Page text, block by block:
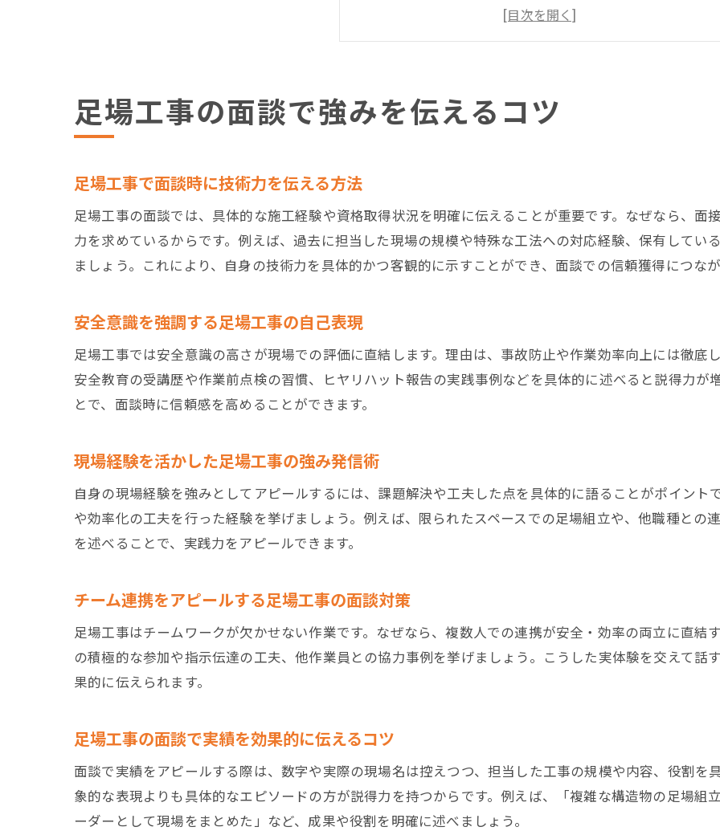
現場経験を活かした足場工事の強み発信術
チーム連携をアピールする足場工事の面談対策
足場工事で信頼を得る面談時のポイント
技術力をアピールする面談対策法
足場工事の面談に役立つ資格の伝え方
具体事例で伝える足場工事の技術力
足場工事で最新技術の知識を示すコツ
安全な足場工事を意識した自己アピール
現場で安心感を伝える足場工事の話し方
足場工事で協調性と安心感を伝えるポイント
面談時に印象を残す安全意識の示し方
足場工事の危険予知活動を話す際の注意点
現場での安全配慮を印象付ける足場工事の話し方
現場経験から学んだ足場工事のポイント
施工実績を足場工事の面談で活かす話し方
足場工事の難易度を伝える体験談の工夫
足場工事の面談で強みを伝えるコツ
足場工事で面談時に技術力を伝える方法
足場工事の面談では、具体的な施工経験や資格取得状況を明確に伝えることが重要です。なぜなら、面
力を求めているからです。例えば、過去に担当した現場の規模や特殊な工法への対応経験、保有してい
ましょう。これにより、自身の技術力を具体的かつ客観的に示すことができ、面談での信頼獲得につな
安全意識を強調する足場工事の自己表現
足場工事では安全意識の高さが現場での評価に直結します。理由は、事故防止や作業効率向上には徹底
安全教育の受講歴や作業前点検の習慣、ヒヤリハット報告の実践事例などを具体的に述べると説得力が
とで、面談時に信頼感を高めることができます。
現場経験を活かした足場工事の強み発信術
自身の現場経験を強みとしてアピールするには、課題解決や工夫した点を具体的に語ることがポイント
や効率化の工夫を行った経験を挙げましょう。例えば、限られたスペースでの足場組立や、他職種との
を述べることで、実践力をアピールできます。
チーム連携をアピールする足場工事の面談対策
足場工事はチームワークが欠かせない作業です。なぜなら、複数人での連携が安全・効率の両立に直結
の積極的な参加や指示伝達の工夫、他作業員との協力事例を挙げましょう。こうした実体験を交えて話
果的に伝えられます。
足場工事の面談で実績を効果的に伝えるコツ
面談で実績をアピールする際は、数字や実際の現場名は控えつつ、担当した工事の規模や内容、役割を
象的な表現よりも具体的なエピソードの方が説得力を持つからです。例えば、「複雑な構造物の足場組
ーダーとして現場をまとめた」など、成果や役割を明確に述べましょう。